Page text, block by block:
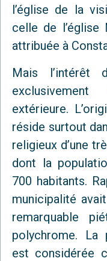
l’église de la
celle de l’église
attribuée à
Mais l’intérêt
extérieure.
réside surtout
religieux d’une
dont la
700 habitants.
municipalité
remarquable
polychrome. La
est considérée